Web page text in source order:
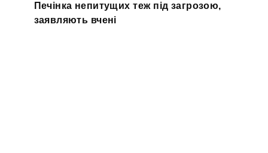
Печінка непитущих теж під загрозою,
заявляють вчені